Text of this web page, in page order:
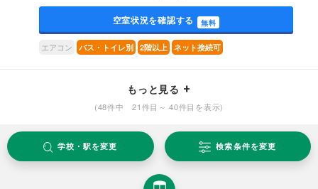
空室状況を確認する 無料
エアコン バス・トイレ別 2階以上 ネット接続可
もっと見る
(48件中 21件目～ 40件目を表示)
学校・駅を変更 検索条件を変更